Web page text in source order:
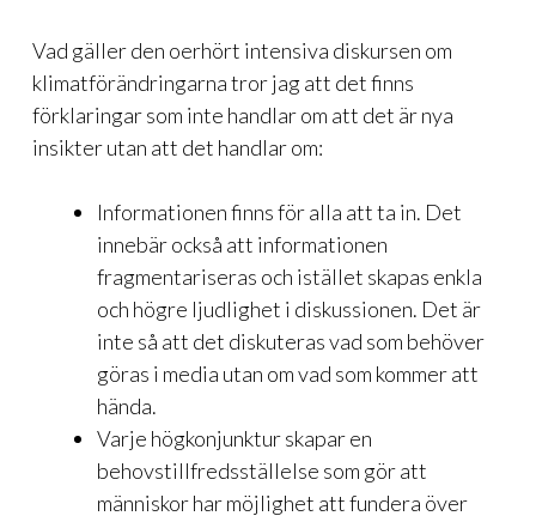
Vad gäller den oerhört intensiva diskursen om
klimatförändringarna tror jag att det finns
förklaringar som inte handlar om att det är nya
insikter utan att det handlar om:
Informationen finns för alla att ta in. Det
innebär också att informationen
fragmentariseras och istället skapas enkla
och högre ljudlighet i diskussionen. Det är
inte så att det diskuteras vad som behöver
göras i media utan om vad som kommer att
hända.
Varje högkonjunktur skapar en
behovstillfredsställelse som gör att
människor har möjlighet att fundera över